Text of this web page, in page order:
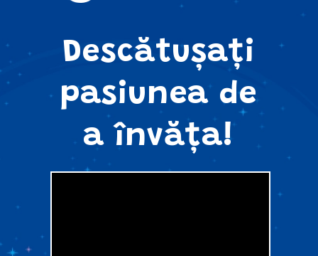
Descătușați
pasiunea de
a învăța!